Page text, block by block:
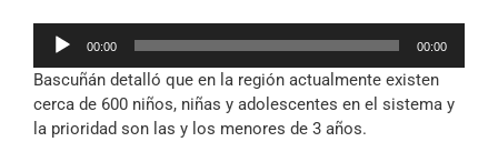
Reproductor
audio
00:00 00:00
Bascuñán detalló que en la región actualmente existen
cerca de 600 niños, niñas y adolescentes en el sistema y
la prioridad son las y los menores de 3 años.